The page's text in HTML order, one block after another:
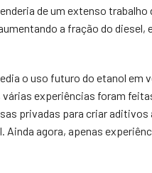
de um extenso trabalho
a fração do diesel,
o uso futuro do etanol em
experiências foram
privadas para criar
Ainda agora, apenas